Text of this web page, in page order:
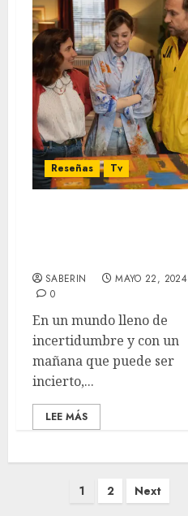
Reseñas Tv
SABERIN
MAYO 22, 2024
0
En un mundo lleno de
incertidumbre y con un
mañana que puede ser
incierto,...
LEE MÁS
1 2 Next